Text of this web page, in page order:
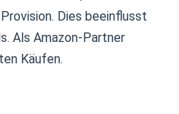
Dies beeinflusst
Als Amazon-Partner
Käufen.